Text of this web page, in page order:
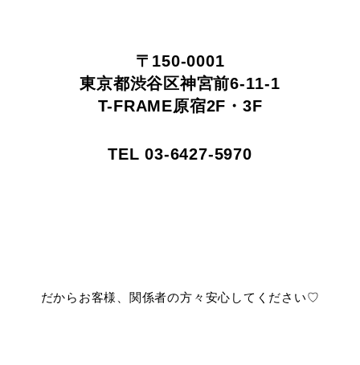
〒150-0001
東京都渋谷区神宮前6-11-1
T-FRAME原宿2F・3F
TEL 03-6427-5970
だからお客様、関係者の方々安心してください♡